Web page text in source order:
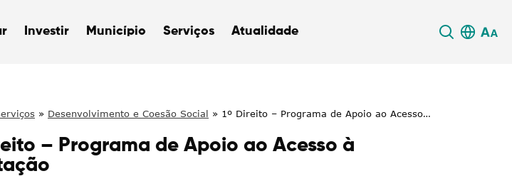
Investir Município Serviços Atualidade
» Desenvolvimento e Coesão Social » 1º Direito – Programa de Apoio ao Acesso à
– Programa de Apoio ao Acesso à